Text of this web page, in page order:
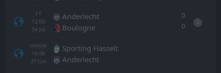
FT
12:00
04 Jul
Anderlecht
Boulogne
0
0
D
CANCELLED
16:00
27 Jun
Sporting Hasselt
Anderlecht